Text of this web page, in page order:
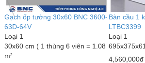
Gạch ốp tường 30x60 BNC 3600-
63D-64V
Loại 1
30x60 cm ( 1 thùng 6 viên = 1.08
m²
Bàn cầu 1
LTBC3399
Loại 1
4,560,000đ